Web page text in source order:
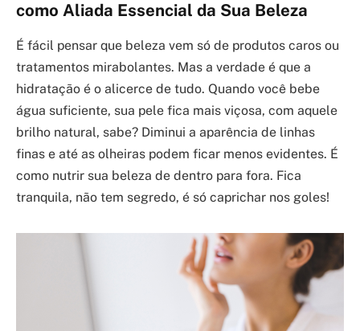
como Aliada Essencial da Sua Beleza
É fácil pensar que beleza vem só de produtos caros ou
tratamentos mirabolantes. Mas a verdade é que a
hidratação é o alicerce de tudo. Quando você bebe
água suficiente, sua pele fica mais viçosa, com aquele
brilho natural, sabe? Diminui a aparência de linhas
finas e até as olheiras podem ficar menos evidentes. É
como nutrir sua beleza de dentro para fora. Fica
tranquila, não tem segredo, é só caprichar nos goles!